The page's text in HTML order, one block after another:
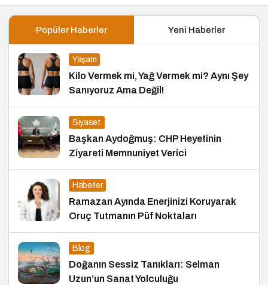
Popüler Haberler Yeni Haberler
Yaşam
Kilo Vermek mi, Yağ Vermek mi? Aynı Şey
Sanıyoruz Ama Değil!
Siyaset
Başkan Aydoğmuş: CHP Heyetinin
Ziyareti Memnuniyet Verici
Haberler
Ramazan Ayında Enerjinizi Koruyarak
Oruç Tutmanın Püf Noktaları
Blog
Doğanın Sessiz Tanıkları: Selman
Uzun’un Sanat Yolculuğu